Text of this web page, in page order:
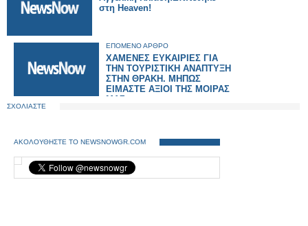
στη Heaven!
ΕΠΟΜΕΝΟ ΑΡΘΡΟ
ΧΑΜΕΝΕΣ ΕΥΚΑΙΡΙΕΣ ΓΙΑ
ΤΗΝ ΤΟΥΡΙΣΤΙΚΗ ΑΝΑΠΤΥΞΗ
ΣΤΗΝ ΘΡΑΚΗ. ΜΗΠΩΣ
ΕΙΜΑΣΤΕ ΑΞΙΟΙ ΤΗΣ ΜΟΙΡΑΣ
ΜΑΣ;
ΣΧΟΛΙΑΣΤΕ
ΑΚΟΛΟΥΘΗΣΤΕ ΤΟ NEWSNOWGR.COM